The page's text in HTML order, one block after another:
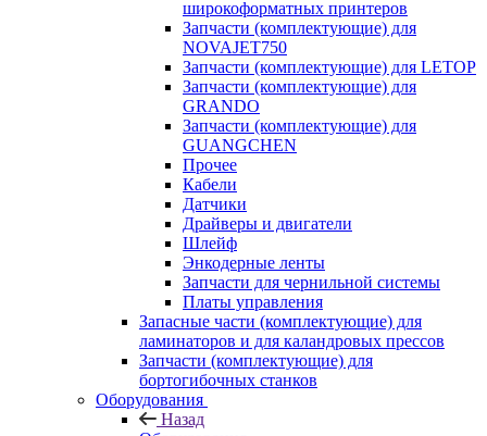
широкоформатных принтеров
Запчасти (комплектующие) для
NOVAJET750
Запчасти (комплектующие) для LETOP
Запчасти (комплектующие) для
GRANDO
Запчасти (комплектующие) для
GUANGCHEN
Прочее
Кабели
Датчики
Драйверы и двигатели
Шлейф
Энкодерные ленты
Запчасти для чернильной системы
Платы управления
Запасные части (комплектующие) для
ламинаторов и для каландровых прессов
Запчасти (комплектующие) для
бортогибочных станков
Оборудования
Назад